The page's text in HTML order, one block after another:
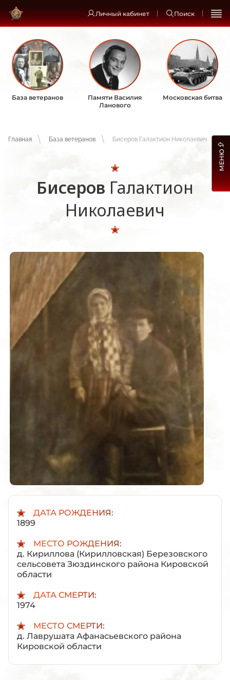
Личный кабинет Поиск
База ветеранов
Памяти Василия
Ланового
Московская битва
Главная База ветеранов Бисеров Галактион Николаевич
Бисеров Галактион
Николаевич
ДАТА РОЖДЕНИЯ:
1899
МЕСТО РОЖДЕНИЯ:
д. Кириллова (Кирилловская) Березовского
сельсовета Зюздинского района Кировской
области
ДАТА СМЕРТИ:
1974
МЕСТО СМЕРТИ:
д. Лаврушата Афанасьевского района
Кировской области
МЕНЮ